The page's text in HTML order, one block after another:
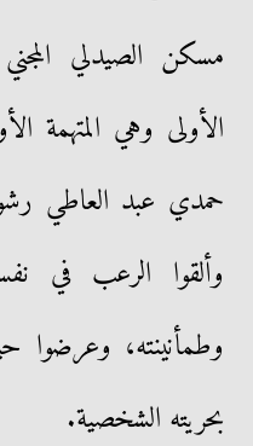
مسكن الصيدلي
الأولى وهي المتهمة
حمدي عبد العاطي
وألقوا الرعب في
وطمأنينته، وعرضوا
بحريته الشخصية.